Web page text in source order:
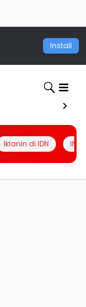
Install
Iklanin di IDN